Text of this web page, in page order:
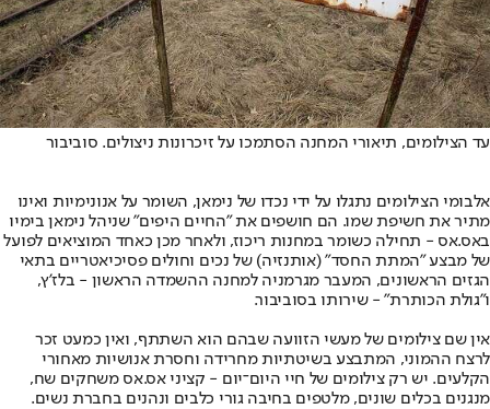
עד הצילומים, תיאורי המחנה הסתמכו על זיכרונות ניצולים. סוביבור
אלבומי הצילומים נתגלו על ידי נכדו של נימאן, השומר על אנונימיות ואינו
מתיר את חשיפת שמו. הם חושפים את "החיים היפים" שניהל נימאן בימיו
באס.אס - תחילה כשומר במחנות ריכוז, ולאחר מכן כאחד המוציאים לפועל
של מבצע "המתת החסד" (אותנזיה) של נכים וחולים פסיכיאטריים בתאי
הגזים הראשונים, המעבר מגרמניה למחנה ההשמדה הראשון - בלז'ץ,
ו"גולת הכותרת" - שירותו בסוביבור.
אין שם צילומים של מעשי הזוועה שבהם הוא השתתף, ואין כמעט זכר
לרצח ההמוני, המתבצע בשיטתיות מחרידה וחסרת אנושיות מאחורי
הקלעים. יש רק צילומים של חיי היום־יום - קציני אס.אס משחקים שח,
מנגנים בכלים שונים, מלטפים בחיבה גורי כלבים ונהנים בחברת נשים.